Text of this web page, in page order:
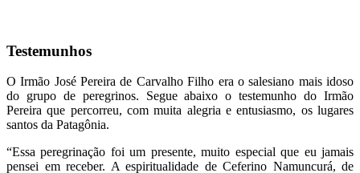
Testemunhos
O Irmão José Pereira de Carvalho Filho era o salesiano mais idoso
do grupo de peregrinos. Segue abaixo o testemunho do Irmão
Pereira que percorreu, com muita alegria e entusiasmo, os lugares
santos da Patagônia.
“Essa peregrinação foi um presente, muito especial que eu jamais
pensei em receber. A espiritualidade de Ceferino Namuncurá, de